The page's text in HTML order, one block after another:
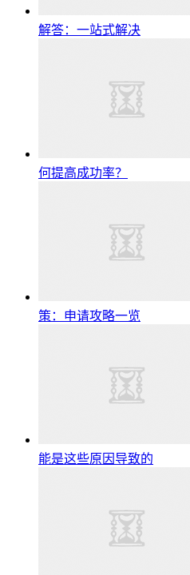
解答：一站式解决
何提高成功率？
策：申请攻略一览
能是这些原因导致的